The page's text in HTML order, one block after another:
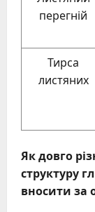
перегній
Тирса
листяних
Як довго
структуру
вносити за